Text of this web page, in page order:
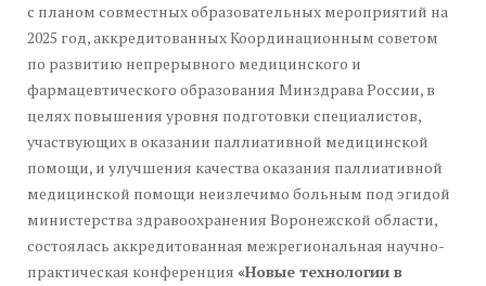
с планом совместных образовательных мероприятий на
2025 год, аккредитованных Координационным советом
по развитию непрерывного медицинского и
фармацевтического образования Минздрава России, в
целях повышения уровня подготовки специалистов,
участвующих в оказании паллиативной медицинской
помощи, и улучшения качества оказания паллиативной
медицинской помощи неизлечимо больным под эгидой
министерства здравоохранения Воронежской области,
состоялась аккредитованная межрегиональная научно-
практическая конференция «Новые технологии в